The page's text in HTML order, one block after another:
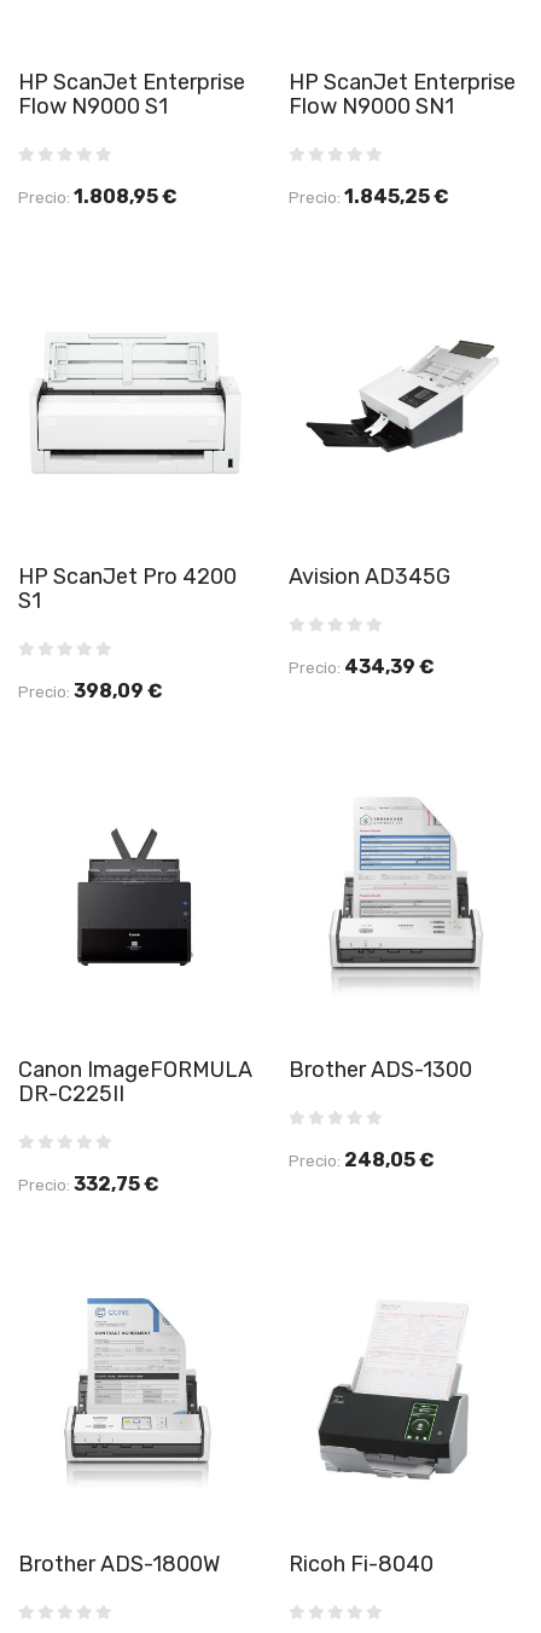
HP ScanJet Enterprise
Flow N9000 S1
Precio: 1.808,95 €
HP ScanJet Enterprise
Flow N9000 SN1
Precio: 1.845,25 €
HP ScanJet Pro 4200
S1
Precio: 398,09 €
Avision AD345G
Precio: 434,39 €
Canon ImageFORMULA
DR-C225II
Precio: 332,75 €
Brother ADS-1300
Precio: 248,05 €
Brother ADS-1800W Ricoh Fi-8040